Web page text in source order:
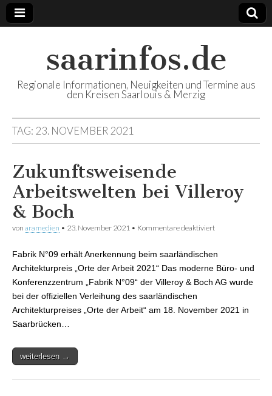
saarinfos.de
Regionale Informationen, Neuigkeiten und Termine aus
den Kreisen Saarlouis & Merzig
TAG: 23. NOVEMBER 2021
Zukunftsweisende
Arbeitswelten bei Villeroy
& Boch
von aramedien • 23. November 2021 • Kommentare deaktiviert
Villeroy & Boch
Fabrik N°09 erhält Anerkennung beim saarländischen
Architekturpreis „Orte der Arbeit 2021“ Das moderne Büro- und
Konferenzzentrum „Fabrik N°09“ der Villeroy & Boch AG wurde
bei der offiziellen Verleihung des saarländischen
Architekturpreises „Orte der Arbeit“ am 18. November 2021 in
Saarbrücken…
weiterlesen →